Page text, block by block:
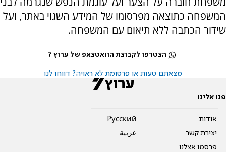
המשפחה כתוצאה מפרסומו של המידע השגוי באתר, ועל
שידור הכתבה ללא תיאום עם המשפחה.
הצטרפו לקבוצת הוואטצאפ של ערוץ 7
מצאתם טעות או פרסומת לא ראויה? דווחו לנו
פנו אלינו
אודות
יצירת קשר
פרסמו אצלנו
Pусский
عربية